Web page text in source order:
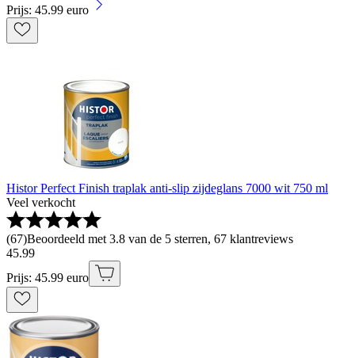
Prijs: 45.99 euro
Histor Perfect Finish traplak anti-slip zijdeglans 7000 wit 750 ml
Veel verkocht
(67)Beoordeeld met 3.8 van de 5 sterren, 67 klantreviews
45.99
Prijs: 45.99 euro